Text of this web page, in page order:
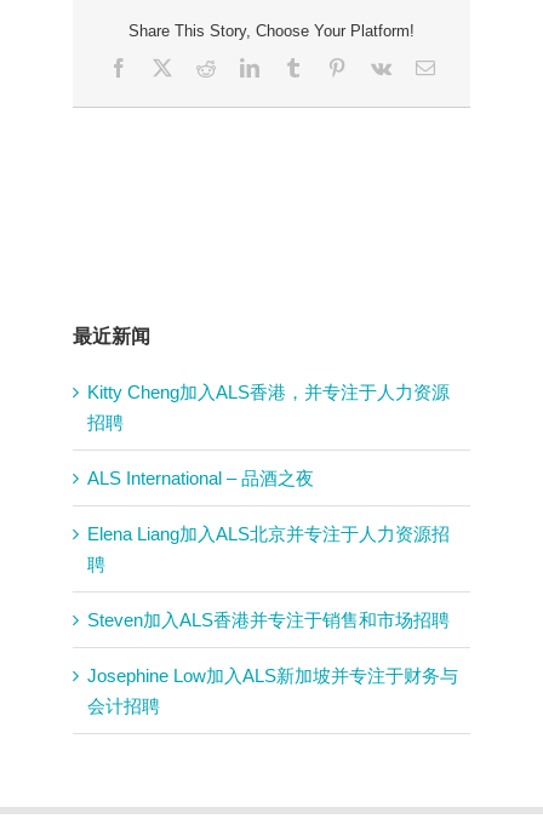
Share This Story, Choose Your Platform!
Facebook RedditLinkedInTumblr Pinterest
Vk Email
最近新闻
Kitty Cheng加入ALS香港，并专注于人力资源
招聘
ALS International – 品酒之夜
Elena Liang加入ALS北京并专注于人力资源招
聘
Steven加入ALS香港并专注于销售和市场招聘
Josephine Low加入ALS新加坡并专注于财务与
会计招聘